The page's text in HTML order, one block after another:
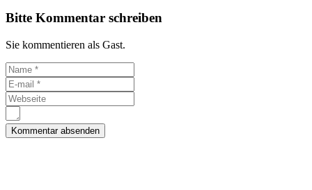
Bitte Kommentar schreiben
Sie kommentieren als Gast.